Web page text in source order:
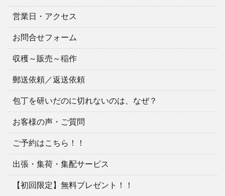
営業日・アクセス
お問合せフォーム
収穫～販売～稲作
郵送依頼／返送依頼
包丁を研いだのに切れないのは、なぜ？
お客様の声・ご質問
ご予約はこちら！！
出張・集荷・集配サービス
【初回限定】無料プレゼント！！